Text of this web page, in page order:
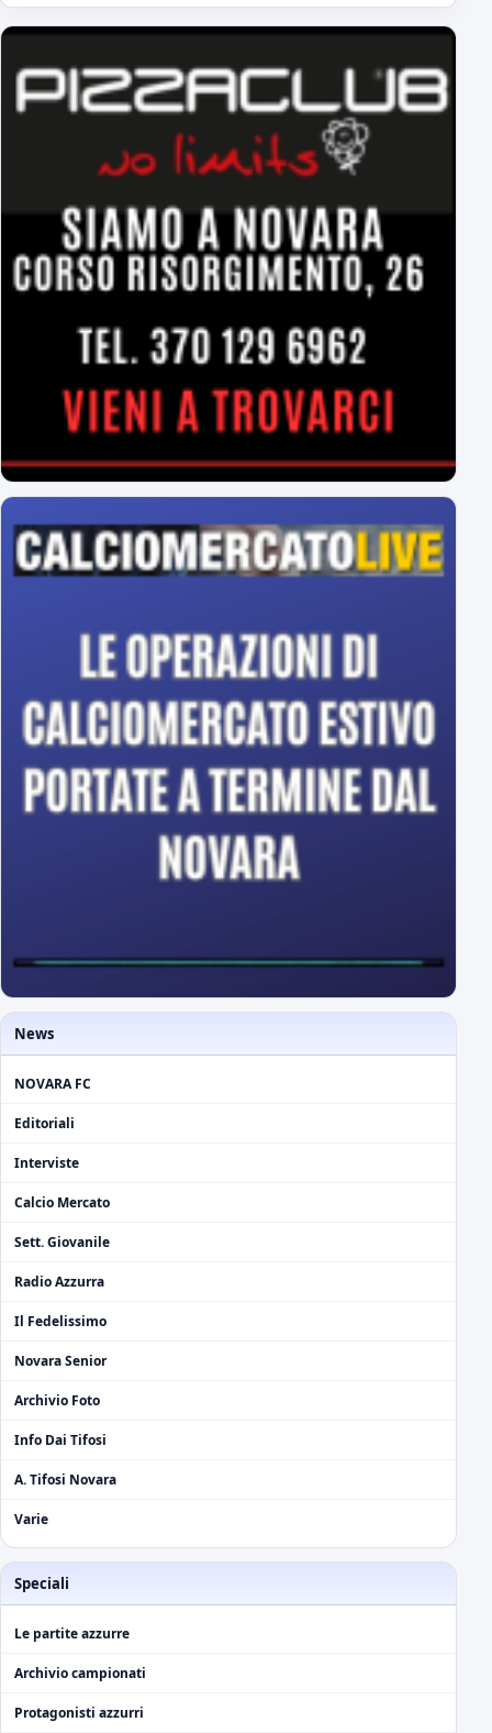
News
NOVARA FC
Editoriali
Interviste
Calcio Mercato
Sett. Giovanile
Radio Azzurra
Il Fedelissimo
Novara Senior
Archivio Foto
Info Dai Tifosi
A. Tifosi Novara
Varie
Speciali
Le partite azzurre
Archivio campionati
Protagonisti azzurri